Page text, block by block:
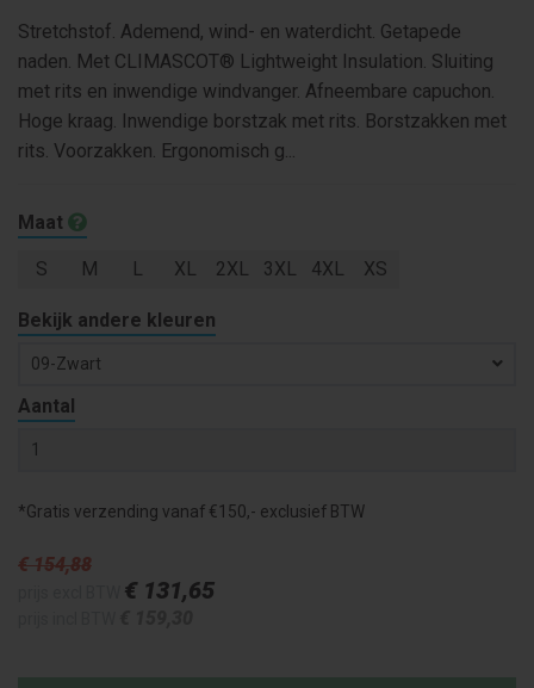
Stretchstof. Ademend, wind- en waterdicht. Getapede
naden. Met CLIMASCOT® Lightweight Insulation. Sluiting
met rits en inwendige windvanger. Afneembare capuchon.
Hoge kraag. Inwendige borstzak met rits. Borstzakken met
rits. Voorzakken. Ergonomisch g...
Maat
S M L XL 2XL 3XL 4XL XS
Bekijk andere kleuren
09-Zwart
Aantal
*Gratis verzending vanaf €150,- exclusief BTW
€ 154,88
€ 131,65